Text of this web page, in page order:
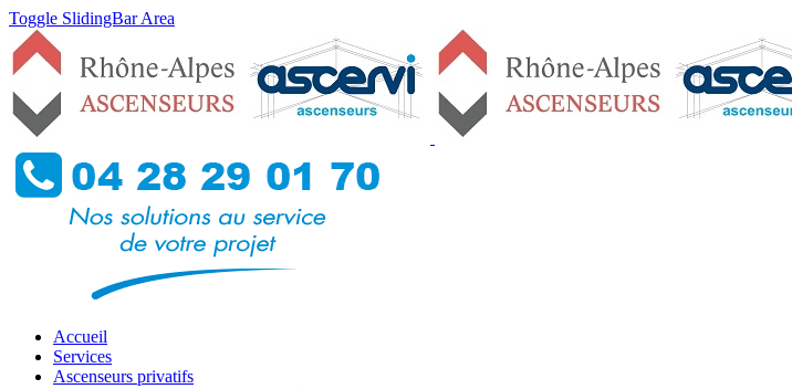
Toggle SlidingBar Area
Accueil
Services
Ascenseurs privatifs